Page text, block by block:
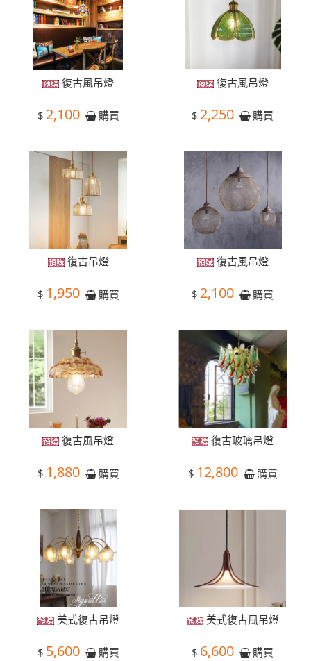
復古風吊燈
$ 2,100 購買
復古風吊燈
$ 2,250 購買
復古吊燈
$ 1,950 購買
復古風吊燈
$ 2,100 購買
復古風吊燈
$ 1,880 購買
復古玻璃吊燈
$ 12,800 購買
美式復古吊燈
$ 5,600 購買
美式復古風吊燈
$ 6,600 購買